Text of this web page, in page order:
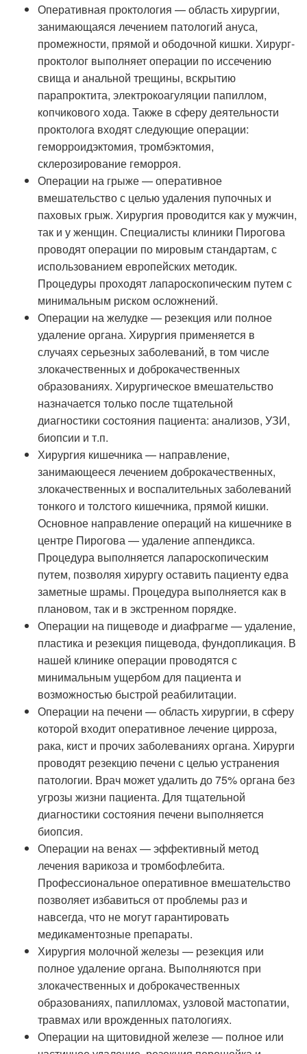
Оперативная проктология — область хирургии,
занимающаяся лечением патологий ануса,
промежности, прямой и ободочной кишки. Хирург-
проктолог выполняет операции по иссечению
свища и анальной трещины, вскрытию
парапроктита, электрокоагуляции папиллом,
копчикового хода. Также в сферу деятельности
проктолога входят следующие операции:
геморроидэктомия, тромбэктомия,
склерозирование геморроя.
Операции на грыже — оперативное
вмешательство с целью удаления пупочных и
паховых грыж. Хирургия проводится как у мужчин,
так и у женщин. Специалисты клиники Пирогова
проводят операции по мировым стандартам, с
использованием европейских методик.
Процедуры проходят лапароскопическим путем с
минимальным риском осложнений.
Операции на желудке — резекция или полное
удаление органа. Хирургия применяется в
случаях серьезных заболеваний, в том числе
злокачественных и доброкачественных
образованиях. Хирургическое вмешательство
назначается только после тщательной
диагностики состояния пациента: анализов, УЗИ,
биопсии и т.п.
Хирургия кишечника — направление,
занимающееся лечением доброкачественных,
злокачественных и воспалительных заболеваний
тонкого и толстого кишечника, прямой кишки.
Основное направление операций на кишечнике в
центре Пирогова — удаление аппендикса.
Процедура выполняется лапароскопическим
путем, позволяя хирургу оставить пациенту едва
заметные шрамы. Процедура выполняется как в
плановом, так и в экстренном порядке.
Операции на пищеводе и диафрагме — удаление,
пластика и резекция пищевода, фундопликация. В
нашей клинике операции проводятся с
минимальным ущербом для пациента и
возможностью быстрой реабилитации.
Операции на печени — область хирургии, в сферу
которой входит оперативное лечение цирроза,
рака, кист и прочих заболеваниях органа. Хирурги
проводят резекцию печени с целью устранения
патологии. Врач может удалить до 75% органа без
угрозы жизни пациента. Для тщательной
диагностики состояния печени выполняется
биопсия.
Операции на венах — эффективный метод
лечения варикоза и тромбофлебита.
Профессиональное оперативное вмешательство
позволяет избавиться от проблемы раз и
навсегда, что не могут гарантировать
медикаментозные препараты.
Хирургия молочной железы — резекция или
полное удаление органа. Выполняются при
злокачественных и доброкачественных
образованиях, папилломах, узловой мастопатии,
травмах или врожденных патологиях.
Операции на щитовидной железе — полное или